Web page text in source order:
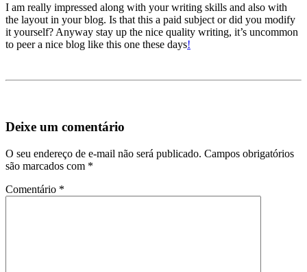
I am really impressed along with your writing skills and also with
the layout in your blog. Is that this a paid subject or did you modify
it yourself? Anyway stay up the nice quality writing, it’s uncommon
to peer a nice blog like this one these days!
Deixe um comentário
O seu endereço de e-mail não será publicado. Campos obrigatórios
são marcados com *
Comentário *